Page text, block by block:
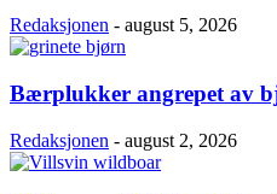
Redaksjonen - august 5, 2026
Bærplukker angrepet av
Redaksjonen - august 2, 2026